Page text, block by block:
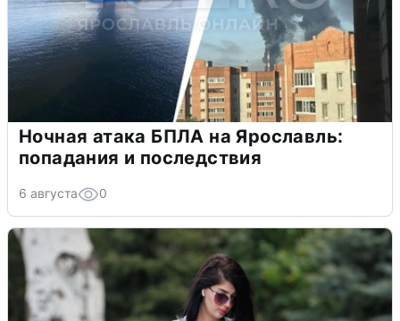
Ночная атака БПЛА на Ярославль:
попадания и последствия
6 августа 0